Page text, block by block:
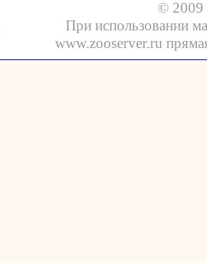
© 2009
При использовании
www.zooserver.ru